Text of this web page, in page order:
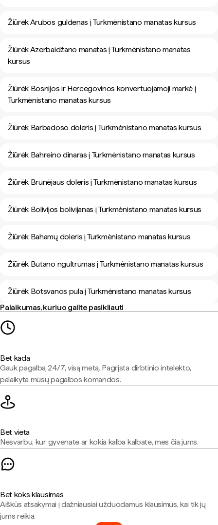
Žiūrėk Arubos guldenas į Turkmėnistano manatas kursus
Žiūrėk Azerbaidžano manatas į Turkmėnistano manatas
kursus
Žiūrėk Bosnijos ir Hercegovinos konvertuojamoji markė į
Turkmėnistano manatas kursus
Žiūrėk Barbadoso doleris į Turkmėnistano manatas kursus
Žiūrėk Bahreino dinaras į Turkmėnistano manatas kursus
Žiūrėk Brunėjaus doleris į Turkmėnistano manatas kursus
Žiūrėk Bolivijos bolivijanas į Turkmėnistano manatas kursus
Žiūrėk Bahamų doleris į Turkmėnistano manatas kursus
Žiūrėk Butano ngultrumas į Turkmėnistano manatas kursus
Žiūrėk Botsvanos pula į Turkmėnistano manatas kursus
Palaikumas, kuriuo galite pasikliauti
Bet kada
Gauk pagalbą 24/7, visą metą. Pagrįsta dirbtinio intelekto,
palaikyta mūsų pagalbos komandos.
Bet vieta
Nesvarbu, kur gyvenate ar kokia kalba kalbate, mes čia jums.
Bet koks klausimas
Aiškūs atsakymai į dažniausiai užduodamus klausimus, kai tik jų
jums reikia.